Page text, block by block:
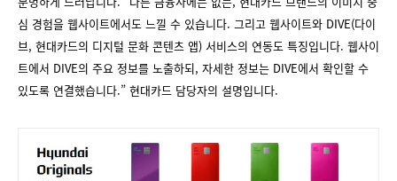
심 경험을 웹사이트에서도 느낄 수 있습니다. 그리고 웹사이트와 DIVE(다이
브, 현대카드의 디지털 문화 콘텐츠 앱) 서비스의 연동도 특징입니다. 웹사이
트에서 DIVE의 주요 정보를 노출하되, 자세한 정보는 DIVE에서 확인할 수
있도록 연결했습니다.” 현대카드 담당자의 설명입니다.